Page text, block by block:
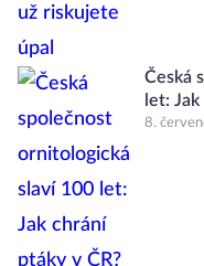
Česká
let:
8.